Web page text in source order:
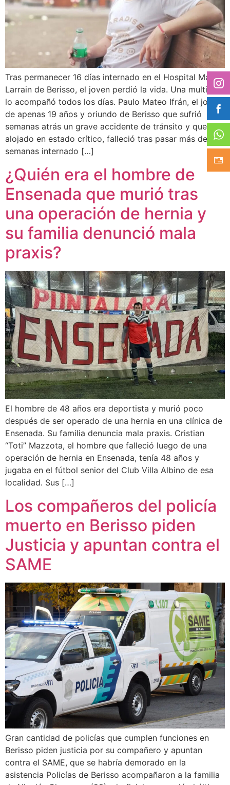
Tras permanecer 16 días internado en el Hospital Mario
Larrain de Berisso, el joven perdió la vida. Una multitud
lo acompañó todos los días. Paulo Mateo Ifrán, el joven
de apenas 19 años y oriundo de Berisso que sufrió
semanas atrás un grave accidente de tránsito y quedó
alojado en estado crítico, falleció tras pasar más de dos
semanas internado […]
¿Quién era el hombre de
Ensenada que murió tras
una operación de hernia y
su familia denunció mala
praxis?
El hombre de 48 años era deportista y murió poco
después de ser operado de una hernia en una clínica de
Ensenada. Su familia denuncia mala praxis. Cristian
“Toti” Mazzota, el hombre que falleció luego de una
operación de hernia en Ensenada, tenía 48 años y
jugaba en el fútbol senior del Club Villa Albino de esa
localidad. Sus […]
Los compañeros del policía
muerto en Berisso piden
Justicia y apuntan contra el
SAME
Gran cantidad de policías que cumplen funciones en
Berisso piden justicia por su compañero y apuntan
contra el SAME, que se habría demorado en la
asistencia Policías de Berisso acompañaron a la familia